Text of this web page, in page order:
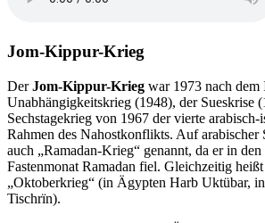
Jom-Kippur-Krieg
DerJom-Kippur-Krieg war 1973 nach dem
Unabhängigkeitskrieg (1948), der Sueskrise
Sechstagekrieg von 1967 der vierte
Rahmen des Nahostkonflikts. Auf
auch
Ramadan-Krieg
genannt, da er in
Fastenmonat Ramadan fiel. Gleichzeitig heißt
Oktoberkrieg
(in Ägypten Harb Uktübar,
Tischrïn).